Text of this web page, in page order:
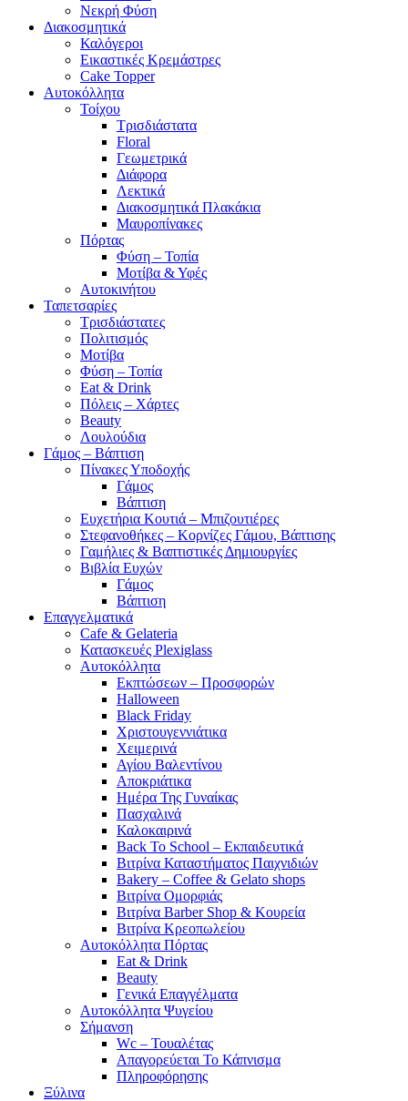
Νεκρή Φύση
Διακοσμητικά
Καλόγεροι
Εικαστικές Κρεμάστρες
Cake Topper
Αυτοκόλλητα
Τοίχου
Τρισδιάστατα
Floral
Γεωμετρικά
Διάφορα
Λεκτικά
Διακοσμητικά Πλακάκια
Μαυροπίνακες
Πόρτας
Φύση – Τοπία
Μοτίβα & Υφές
Αυτοκινήτου
Ταπετσαρίες
Τρισδιάστατες
Πολιτισμός
Μοτίβα
Φύση – Τοπία
Eat & Drink
Πόλεις – Χάρτες
Beauty
Λουλούδια
Γάμος – Βάπτιση
Πίνακες Υποδοχής
Γάμος
Βάπτιση
Ευχετήρια Κουτιά – Μπιζουτιέρες
Στεφανοθήκες – Κορνίζες Γάμου, Βάπτισης
Γαμήλιες & Βαπτιστικές Δημιουργίες
Βιβλία Ευχών
Γάμος
Βάπτιση
Επαγγελματικά
Cafe & Gelateria
Κατασκευές Plexiglass
Αυτοκόλλητα
Εκπτώσεων – Προσφορών
Halloween
Black Friday
Χριστουγεννιάτικα
Χειμερινά
Αγίου Βαλεντίνου
Αποκριάτικα
Ημέρα Της Γυναίκας
Πασχαλινά
Καλοκαιρινά
Back To School – Εκπαιδευτικά
Βιτρίνα Καταστήματος Παιχνιδιών
Bakery – Coffee & Gelato shops
Βιτρίνα Ομορφιάς
Βιτρίνα Barber Shop & Κουρεία
Βιτρίνα Κρεοπωλείου
Αυτοκόλλητα Πόρτας
Eat & Drink
Beauty
Γενικά Επαγγέλματα
Αυτοκόλλητα Ψυγείου
Σήμανση
Wc – Τουαλέτας
Απαγορεύεται Το Κάπνισμα
Πληροφόρησης
Ξύλινα